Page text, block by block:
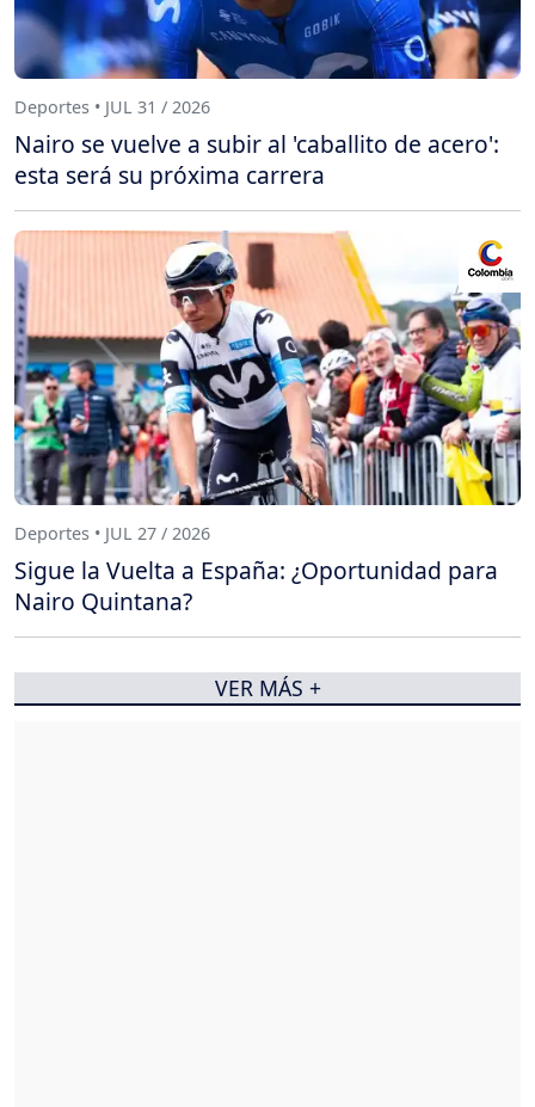
Deportes • JUL 31 / 2026
Nairo se vuelve a subir al 'caballito de acero':
esta será su próxima carrera
Deportes • JUL 27 / 2026
Sigue la Vuelta a España: ¿Oportunidad para
Nairo Quintana?
VER MÁS +